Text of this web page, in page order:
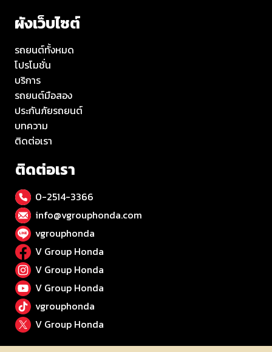
ผังเว็บไซต์
รถยนต์ทั้งหมด
โปรโมชั่น
บริการ
รถยนต์มือสอง
ประกันภัยรถยนต์
บทความ
ติดต่อเรา
ติดต่อเรา
0-2514-3366
info@vgrouphonda.com
vgrouphonda
V Group Honda
V Group Honda
V Group Honda
vgrouphonda
V Group Honda